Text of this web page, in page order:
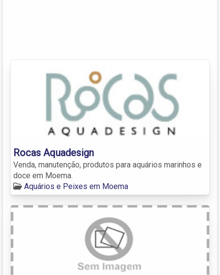
Rocas Aquadesign
Venda, manutenção, produtos para aquários marinhos e
doce em Moema.
Aquários e Peixes em Moema